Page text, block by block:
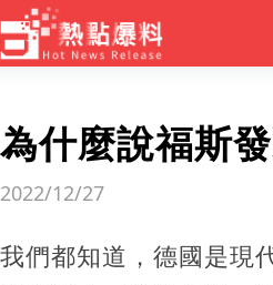
為什麼說福斯
2022/12/27
我們都知道，德國是現